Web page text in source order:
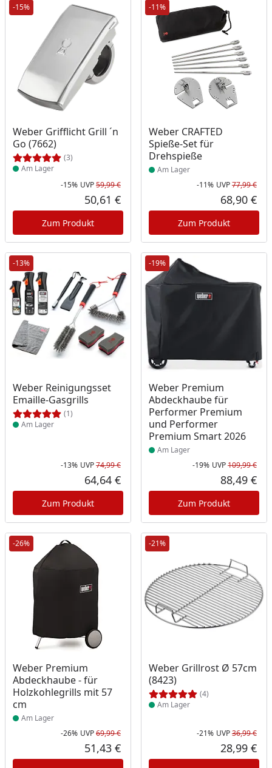
-15%
Weber Grifflicht Grill ´n
Go (7662)
(3)
Produkt am Lager
Am Lager
Rabatt in Prozent
-15%
Ursprünglicher Preis
UVP59,99 €
Aktueller Preis
50,61 €
Zum Produkt
-11%
Weber CRAFTED
Spieße-Set für
Drehspieße
Produkt am Lager
Am Lager
-11% UVP77,99 €
68,90 €
Zum Produkt
-13%
Weber Reinigungsset
Emaille-Gasgrills
(1)
Produkt am Lager
Am Lager
Rabatt in Prozent
-13%
Ursprünglicher Preis
UVP74,99 €
Aktueller Preis
64,64 €
Zum Produkt
-19%
Weber Premium
Abdeckhaube für
Performer Premium
und Performer
Premium Smart 2026
Produkt am Lager
Am Lager
-19% UVP109,99 €
88,49 €
Zum Produkt
-26%
Weber Premium
Abdeckhaube - für
Holzkohlegrills mit 57
cm
Produkt am Lager
Am Lager
Rabatt in Prozent
-26%
Ursprünglicher Preis
UVP69,99 €
Aktueller Preis
51,43 €
-21%
Weber Grillrost Ø 57cm
(8423)
(4)
Produkt am Lager
Am Lager
-21% UVP36,99 €
28,99 €